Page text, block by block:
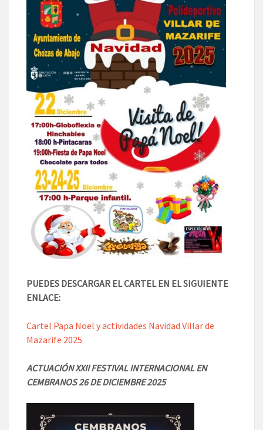
PUEDES DESCARGAR EL CARTEL EN EL SIGUIENTE
ENLACE:
Cartel Papa Noel y actividades Navidad Villar de
Mazarife 2025
ACTUACIÓN XXII FESTIVAL INTERNACIONAL EN
CEMBRANOS 26 DE DICIEMBRE 2025